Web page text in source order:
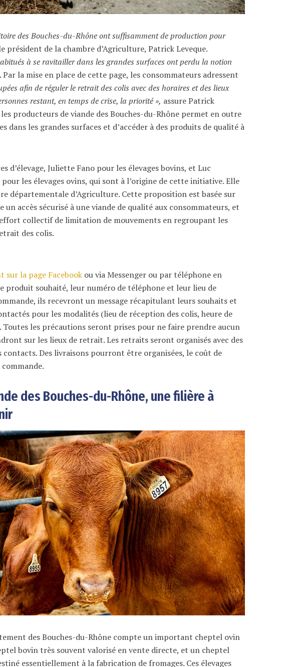
des Bouches-du-Rhône ont suffisamment de production pour
président de la chambre d’Agriculture, Patrick Leveque.
à se ravitailler dans les grandes surfaces ont perdu la notion
. Par la mise en place de cette page, les consommateurs adressent
afin de réguler le retrait des colis avec des horaires et des lieux
restant, en temps de crise, la priorité », assure Patrick
producteurs de viande des Bouches-du-Rhône permet en outre
dans les grandes surfaces et d’accéder à des produits de qualité à
d’élevage, Juliette Fano pour les élevages bovins, et Luc
les élevages ovins, qui sont à l’origine de cette initiative. Elle
départementale d’Agriculture. Cette proposition est basée sur
accès sécurisé à une viande de qualité aux consommateurs, et
collectif de limitation de mouvements en regroupant les
des colis.
sur la page Facebook ou via Messenger ou par téléphone en
produit souhaité, leur numéro de téléphone et leur lieu de
ils recevront un message récapitulant leurs souhaits et
pour les modalités (lieu de réception des colis, heure de
les précautions seront prises pour ne faire prendre aucun
sur les lieux de retrait. Les retraits seront organisés avec des
contacts. Des livraisons pourront être organisées, le coût de
des Bouches-du-Rhône, une filière à
des Bouches-du-Rhône compte un important cheptel ovin
bovin très souvent valorisé en vente directe, et un cheptel
essentiellement à la fabrication de fromages. Ces élevages